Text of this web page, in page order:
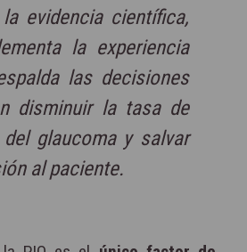
evidencia científica,
la experiencia
las decisiones
disminuir la tasa de
glaucoma y salvar
al paciente.